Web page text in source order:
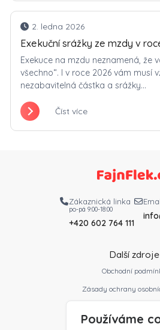
2. ledna 2026
Exekuční srážky ze mzdy v
Exekuce na mzdu neznamená, že
všechno“. I v roce 2026 vám musí
nezabavitelná částka a srážky...
Číst více
Zákaznická linka
po-pá 9:00-18:00
+420 602 764 111
Další zdroje
Obchodní
Zásady ochrany
Ceník
Používáme